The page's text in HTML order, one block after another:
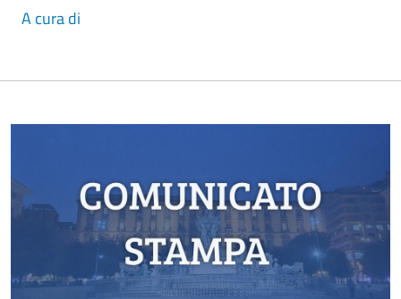
A cura di